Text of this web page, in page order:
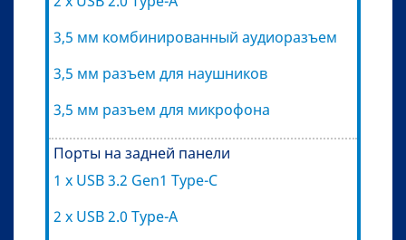
3,5 мм комбинированный аудиоразъем
3,5 мм разъем для наушников
3,5 мм разъем для микрофона
Порты на задней панели
1 х USB 3.2 Gen1 Type-C
2 x USB 2.0 Type-A